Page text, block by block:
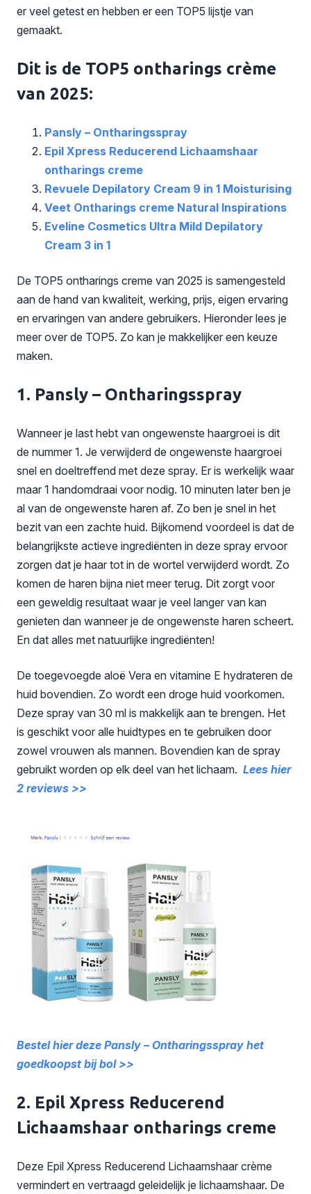
er veel getest en hebben er een TOP5 lijstje van
gemaakt.
Dit is de TOP5 ontharings crème
van 2025:
Pansly – Ontharingsspray
Epil Xpress Reducerend Lichaamshaar
ontharings creme
Revuele Depilatory Cream 9 in 1 Moisturising
Veet Ontharings creme Natural Inspirations
Eveline Cosmetics Ultra Mild Depilatory
Cream 3 in 1
De TOP5 ontharings creme van 2025 is samengesteld
aan de hand van kwaliteit, werking, prijs, eigen ervaring
en ervaringen van andere gebruikers. Hieronder lees je
meer over de TOP5. Zo kan je makkelijker een keuze
maken.
1. Pansly – Ontharingsspray
Wanneer je last hebt van ongewenste haargroei is dit
de nummer 1. Je verwijderd de ongewenste haargroei
snel en doeltreffend met deze spray. Er is werkelijk waar
maar 1 handomdraai voor nodig. 10 minuten later ben je
al van de ongewenste haren af. Zo ben je snel in het
bezit van een zachte huid. Bijkomend voordeel is dat de
belangrijkste actieve ingrediënten in deze spray ervoor
zorgen dat je haar tot in de wortel verwijderd wordt. Zo
komen de haren bijna niet meer terug. Dit zorgt voor
een geweldig resultaat waar je veel langer van kan
genieten dan wanneer je de ongewenste haren scheert.
En dat alles met natuurlijke ingrediënten!
De toegevoegde aloë Vera en vitamine E hydrateren de
huid bovendien. Zo wordt een droge huid voorkomen.
Deze spray van 30 ml is makkelijk aan te brengen. Het
is geschikt voor alle huidtypes en te gebruiken door
zowel vrouwen als mannen. Bovendien kan de spray
gebruikt worden op elk deel van het lichaam. Lees hier
2 reviews >>
Bestel hier deze Pansly – Ontharingsspray het
goedkoopst bij bol >>
2. Epil Xpress Reducerend
Lichaamshaar ontharings creme
Deze Epil Xpress Reducerend Lichaamshaar crème
vermindert en vertraagd geleidelijk je lichaamshaar. De